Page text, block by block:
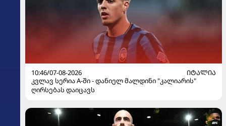
10:46/07-08-2026
ᲘᲢᲐᲚᲘᲐ
კვლავ სერია A-ში - დანიელ მალდინი "კალიარის"
ღირსებას დაიცავს